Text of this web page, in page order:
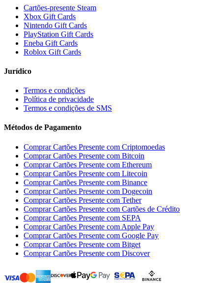
Cartões-presente Steam
Xbox Gift Cards
Nintendo Gift Cards
PlayStation Gift Cards
Eneba Gift Cards
Roblox Gift Cards
Jurídico
Termos e condições
Política de privacidade
Termos e condições de SMS
Métodos de Pagamento
Comprar Cartões Presente com Criptomoedas
Comprar Cartões Presente com Bitcoin
Comprar Cartões Presente com Ethereum
Comprar Cartões Presente com Litecoin
Comprar Cartões Presente com Binance
Comprar Cartões Presente com Dogecoin
Comprar Cartões Presente com Tether
Comprar Cartões Presente com Cartões de Crédito
Comprar Cartões Presente com SEPA
Comprar Cartões Presente com Apple Pay
Comprar Cartões Presente com Google Pay
Comprar Cartões Presente com Bitget
Comprar Cartões Presente com Discover